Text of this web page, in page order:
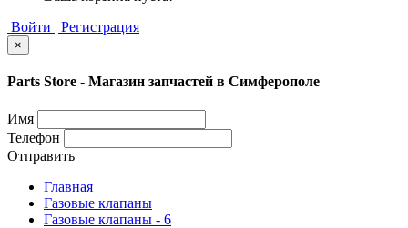
Войти | Регистрация
×
Parts Store - Магазин запчастей в Симферополе
Имя
Телефон
Отправить
Главная
Газовые клапаны
Газовые клапаны - 6